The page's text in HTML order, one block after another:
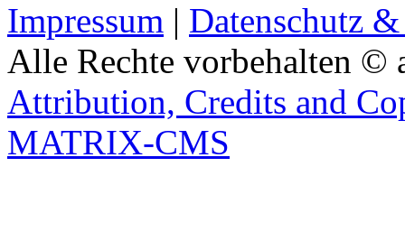
Impressum | Datenschutz
Alle Rechte vorbehalten ©
Attribution, Credits and
MATRIX-CMS